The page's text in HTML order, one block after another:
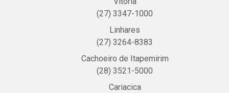
(27) 3347-1000
Linhares
(27) 3264-8383
Cachoeiro de Itapemirim
(28) 3521-5000
Cariacica